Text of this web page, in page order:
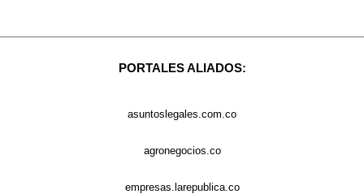
PORTALES ALIADOS:
asuntoslegales.com.co
agronegocios.co
empresas.larepublica.co